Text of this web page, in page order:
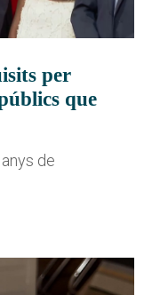
per
que
de